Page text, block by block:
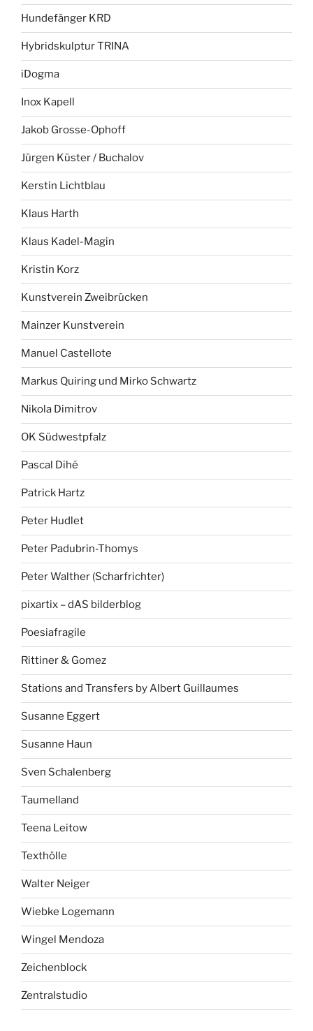
Hundefänger KRD
Hybridskulptur TRINA
iDogma
Inox Kapell
Jakob Grosse-Ophoff
Jürgen Küster / Buchalov
Kerstin Lichtblau
Klaus Harth
Klaus Kadel-Magin
Kristin Korz
Kunstverein Zweibrücken
Mainzer Kunstverein
Manuel Castellote
Markus Quiring und Mirko Schwartz
Nikola Dimitrov
OK Südwestpfalz
Pascal Dihé
Patrick Hartz
Peter Hudlet
Peter Padubrin-Thomys
Peter Walther (Scharfrichter)
pixartix – dAS bilderblog
Poesiafragile
Rittiner & Gomez
Stations and Transfers by Albert Guillaumes
Susanne Eggert
Susanne Haun
Sven Schalenberg
Taumelland
Teena Leitow
Texthölle
Walter Neiger
Wiebke Logemann
Wingel Mendoza
Zeichenblock
Zentralstudio